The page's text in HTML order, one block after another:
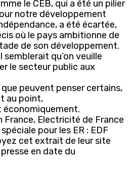
le CEB, qui a été un pilier
notre développement
a été écartée,
où le pays ambitionne de
de son développement.
qu’on veuille
le secteur public aux
peuvent penser certains,
au point,
France, Electricité de France
pour les ER : EDF
cet extrait de leur site
en date du